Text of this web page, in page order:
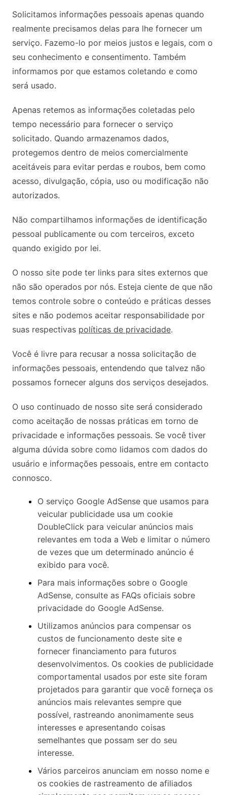
Solicitamos informações pessoais apenas quando
realmente precisamos delas para lhe fornecer um
serviço. Fazemo-lo por meios justos e legais, com o
seu conhecimento e consentimento. Também
informamos por que estamos coletando e como
será usado.
Apenas retemos as informações coletadas pelo
tempo necessário para fornecer o serviço
solicitado. Quando armazenamos dados,
protegemos dentro de meios comercialmente
aceitáveis ​​para evitar perdas e roubos, bem como
acesso, divulgação, cópia, uso ou modificação não
autorizados.
Não compartilhamos informações de identificação
pessoal publicamente ou com terceiros, exceto
quando exigido por lei.
O nosso site pode ter links para sites externos que
não são operados por nós. Esteja ciente de que não
temos controle sobre o conteúdo e práticas desses
sites e não podemos aceitar responsabilidade por
suas respectivas políticas de privacidade.
Você é livre para recusar a nossa solicitação de
informações pessoais, entendendo que talvez não
possamos fornecer alguns dos serviços desejados.
O uso continuado de nosso site será considerado
como aceitação de nossas práticas em torno de
privacidade e informações pessoais. Se você tiver
alguma dúvida sobre como lidamos com dados do
usuário e informações pessoais, entre em contacto
connosco.
O serviço Google AdSense que usamos para
veicular publicidade usa um cookie
DoubleClick para veicular anúncios mais
relevantes em toda a Web e limitar o número
de vezes que um determinado anúncio é
exibido para você.
Para mais informações sobre o Google
AdSense, consulte as FAQs oficiais sobre
privacidade do Google AdSense.
Utilizamos anúncios para compensar os
custos de funcionamento deste site e
fornecer financiamento para futuros
desenvolvimentos. Os cookies de publicidade
comportamental usados ​​por este site foram
projetados para garantir que você forneça os
anúncios mais relevantes sempre que
possível, rastreando anonimamente seus
interesses e apresentando coisas
semelhantes que possam ser do seu
interesse.
Vários parceiros anunciam em nosso nome e
os cookies de rastreamento de afiliados